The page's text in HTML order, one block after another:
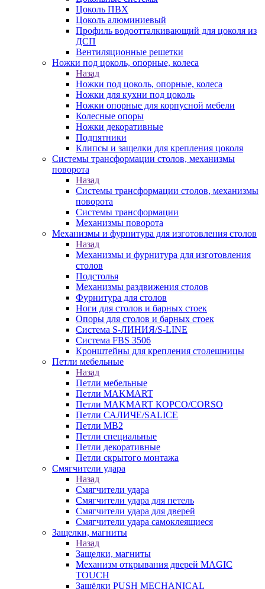
Цоколь ПВХ
Цоколь алюминиевый
Профиль водоотталкивающий для цоколя из
ДСП
Вентиляционные решетки
Ножки под цоколь, опорные, колеса
Назад
Ножки под цоколь, опорные, колеса
Ножки для кухни под цоколь
Ножки опорные для корпусной мебели
Колесные опоры
Ножки декоративные
Подпятники
Клипсы и защелки для крепления цоколя
Системы трансформации столов, механизмы
поворота
Назад
Системы трансформации столов, механизмы
поворота
Системы трансформации
Механизмы поворота
Механизмы и фурнитура для изготовления столов
Назад
Механизмы и фурнитура для изготовления
столов
Подстолья
Механизмы раздвижения столов
Фурнитура для столов
Ноги для столов и барных стоек
Опоры для столов и барных стоек
Система S-ЛИНИЯ/S-LINE
Система FBS 3506
Кронштейны для крепления столешницы
Петли мебельные
Назад
Петли мебельные
Петли MAKMART
Петли MAKMART КОРСО/CORSO
Петли САЛИЧЕ/SALICE
Петли MB2
Петли специальные
Петли декоративные
Петли скрытого монтажа
Смягчители удара
Назад
Смягчители удара
Смягчители удара для петель
Смягчители удара для дверей
Cмягчители удара самоклеящиеся
Защелки, магниты
Назад
Защелки, магниты
Механизм открывания дверей MAGIC
TOUCH
Защёлки PUSH MECHANICAL